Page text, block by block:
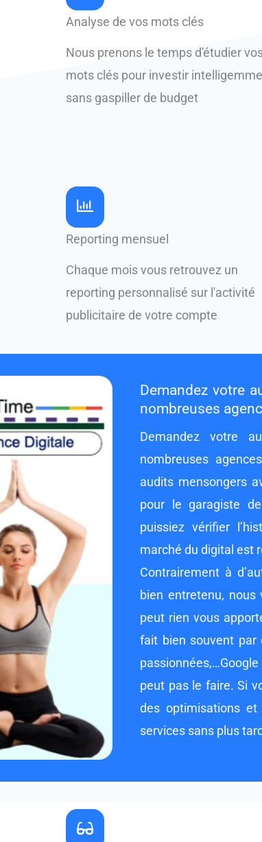
Analyse de vos mots clés
Nous prenons le temps d'étudier
mots clés pour investir
sans gaspiller de budget
Reporting mensuel
Chaque mois vous retrouvez un
reporting personnalisé sur l'activité
publicitaire de votre compte
Demandez votre
nombreuses
Demandez votre
nombreuses
audits mensongers
pour le garagiste
puissiez vérifier
marché du digital est
Contrairement à
bien entretenu,
peut rien vous
fait bien souvent par
peut pas le faire. Si
des optimisations
services sans plus